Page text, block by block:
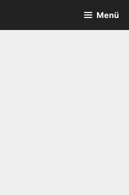
Menü